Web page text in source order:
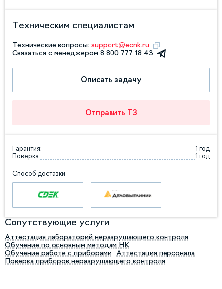
Техническим специалистам
Технические вопросы: support@ecnk.ru
Связаться с менеджером 8 800 777 18 43
Описать задачу
Отправить ТЗ
Гарантия:
1 год
Поверка:
1 год
Способ доставки
Сопутствующие услуги
Аттестация лабораторий неразрушающего контроля
Обучение по основным методам НК
Обучение работе с приборами
Аттестация персонала
Поверка приборов неразрушающего контроля